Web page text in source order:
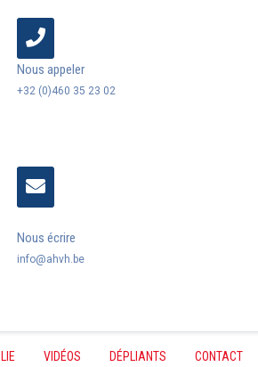
Nous appeler
+32 (0)460 35 23 02
Nous écrire
info@ahvh.be
VIDÉOS DÉPLIANTS CONTACT